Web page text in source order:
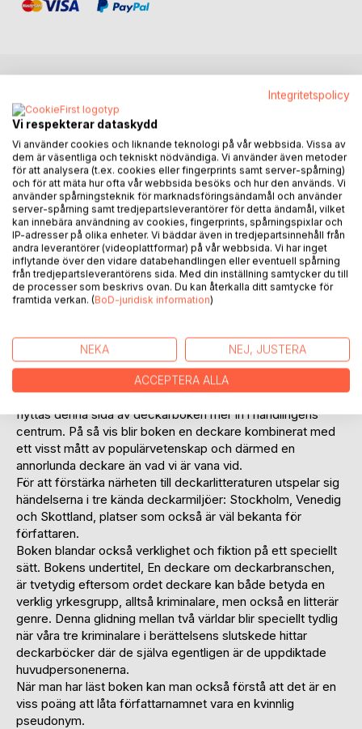
Denna deckare är en dramatiserad lek med
deckarbranschen. Huvudhistorien är hur några typiska
manliga kriminalare från deckarvärlden kommer samman
och hamnar i ett äventyr de inte riktigt hade tänkt sig. Men
det handlar också om två kvinnors förhållande till denna
deckarvärld, den ena från ett intellektuellt perspektiv som
forskare och den andra från ett praktiskt perspektiv som
gift med en kriminalare. Därmed används deckarbranschen
som en utgångspunkt för en diskussion kring relationen
mellan man och kvinna, vad som brukar kallas vår tids
deckargenren, från Stieg Trenter till många samtida
deckarförfattare, där böckerna också utgör en form av
samtida samhällskritik. Oftast är dock denna kritik endast
en fond för det egentliga kriminaldramat. I denna bok
flyttas denna sida av deckarboken mer in i handlingens
centrum. På så vis blir boken en deckare kombinerat med
ett visst mått av populärvetenskap och därmed en
annorlunda deckare än vad vi är vana vid.
För att förstärka närheten till deckarlitteraturen utspelar sig
händelserna i tre kända deckarmiljöer: Stockholm, Venedig
och Skottland, platser som också är väl bekanta för
författaren.
Boken blandar också verklighet och fiktion på ett speciellt
sätt. Bokens undertitel, En deckare om deckarbranschen,
är tvetydig eftersom ordet deckare kan både betyda en
verklig yrkesgrupp, alltså kriminalare, men också en litterär
genre. Denna glidning mellan två världar blir speciellt tydlig
när våra tre kriminalare i berättelsens slutskede hittar
deckarböcker där de själva egentligen är de uppdiktade
huvudpersonenerna.
När man har läst boken kan man också förstå att det är en
viss poäng att låta författarnamnet vara en kvinnlig
pseudonym.
Integritetspolicy
Vi respekterar dataskydd
Vi använder cookies och liknande teknologi på vår webbsida. Vissa av
dem är väsentliga och tekniskt nödvändiga. Vi använder även metoder
för att analysera (t.ex. cookies eller fingerprints samt server-spårning)
och för att mäta hur ofta vår webbsida besöks och hur den används. Vi
använder spårningsteknik för marknadsföringsändamål och använder
server-spårning samt tredjepartsleverantörer för detta ändamål, vilket
kan innebära användning av cookies, fingerprints, spårningspixlar och
IP-adresser på olika enheter. Vi bäddar även in tredjepartsinnehåll från
andra leverantörer (videoplattformar) på vår webbsida. Vi har inget
inflytande över den vidare databehandlingen eller eventuell spårning
från tredjepartsleverantörens sida. Med din inställning samtycker du till
de processer som beskrivs ovan. Du kan återkalla ditt samtycke för
framtida verkan. (BoD-juridisk information)
NEKA NEJ, JUSTERA
ACCEPTERA ALLA